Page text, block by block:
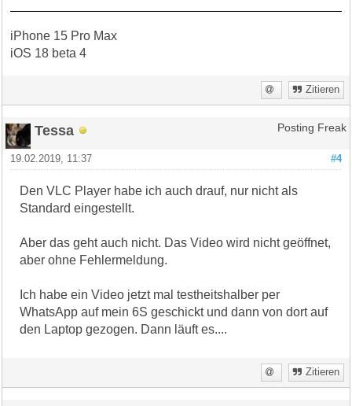
iPhone 15 Pro Max
iOS 18 beta 4
Zitieren
Tessa Posting Freak
#4
19.02.2019, 11:37
Den VLC Player habe ich auch drauf, nur nicht als
Standard eingestellt.
Aber das geht auch nicht. Das Video wird nicht geöffnet,
aber ohne Fehlermeldung.
Ich habe ein Video jetzt mal testheitshalber per
WhatsApp auf mein 6S geschickt und dann von dort auf
den Laptop gezogen. Dann läuft es....
Zitieren